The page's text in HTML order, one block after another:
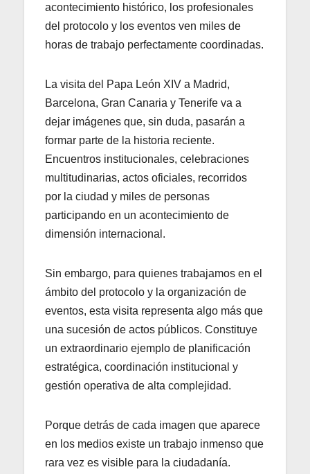
acontecimiento histórico, los profesionales
del protocolo y los eventos ven miles de
horas de trabajo perfectamente coordinadas.
La visita del Papa León XIV a Madrid,
Barcelona, Gran Canaria y Tenerife va a
dejar imágenes que, sin duda, pasarán a
formar parte de la historia reciente.
Encuentros institucionales, celebraciones
multitudinarias, actos oficiales, recorridos
por la ciudad y miles de personas
participando en un acontecimiento de
dimensión internacional.
Sin embargo, para quienes trabajamos en el
ámbito del protocolo y la organización de
eventos, esta visita representa algo más que
una sucesión de actos públicos. Constituye
un extraordinario ejemplo de planificación
estratégica, coordinación institucional y
gestión operativa de alta complejidad.
Porque detrás de cada imagen que aparece
en los medios existe un trabajo inmenso que
rara vez es visible para la ciudadanía.